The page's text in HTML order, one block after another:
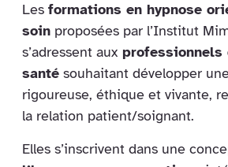
Les formations en hypnose
soin proposées par l’Institut
s’adressent aux professionnels
santé souhaitant développer
rigoureuse, éthique et vivante,
la relation patient/soignant.
Elles s’inscrivent dans une